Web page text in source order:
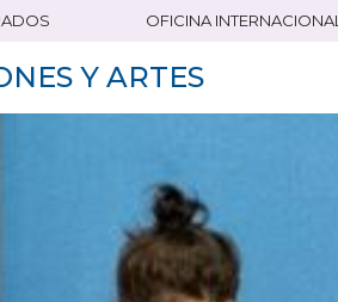
OFICINA INTERNACIONAL
Y ARTES